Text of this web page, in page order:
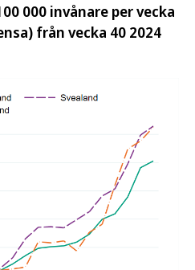
000 invånare per vecka
från vecka 40 2024